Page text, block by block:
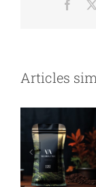
Articles